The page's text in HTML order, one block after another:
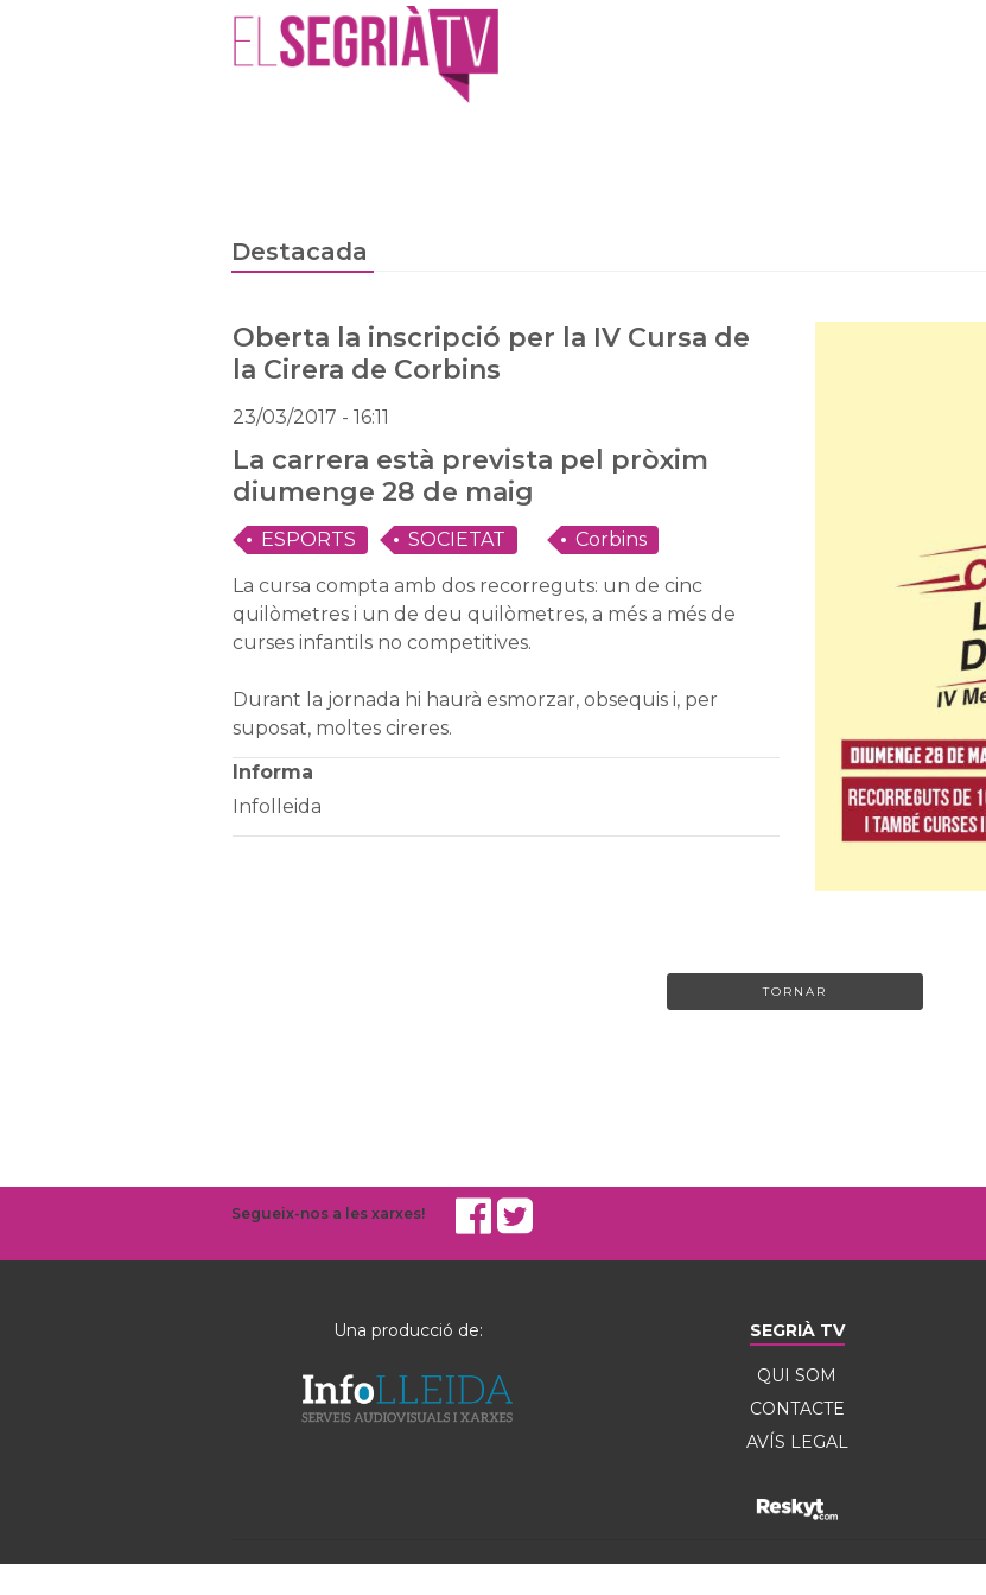
Destacada
Oberta la inscripció per la IV Cursa de
la Cirera de Corbins
23/03/2017 - 16:11
La carrera està prevista pel pròxim
diumenge 28 de maig
ESPORTS SOCIETAT Corbins
La cursa compta amb dos recorreguts: un de cinc
quilòmetres i un de deu quilòmetres, a més a més de
curses infantils no competitives.
Durant la jornada hi haurà esmorzar, obsequis i, per
suposat, moltes cireres.
Informa
Infolleida
TORNAR
Segueix-nos a les xarxes!
Una producció de: SEGRIÀ TV
QUI SOM
CONTACTE
AVÍS LEGAL